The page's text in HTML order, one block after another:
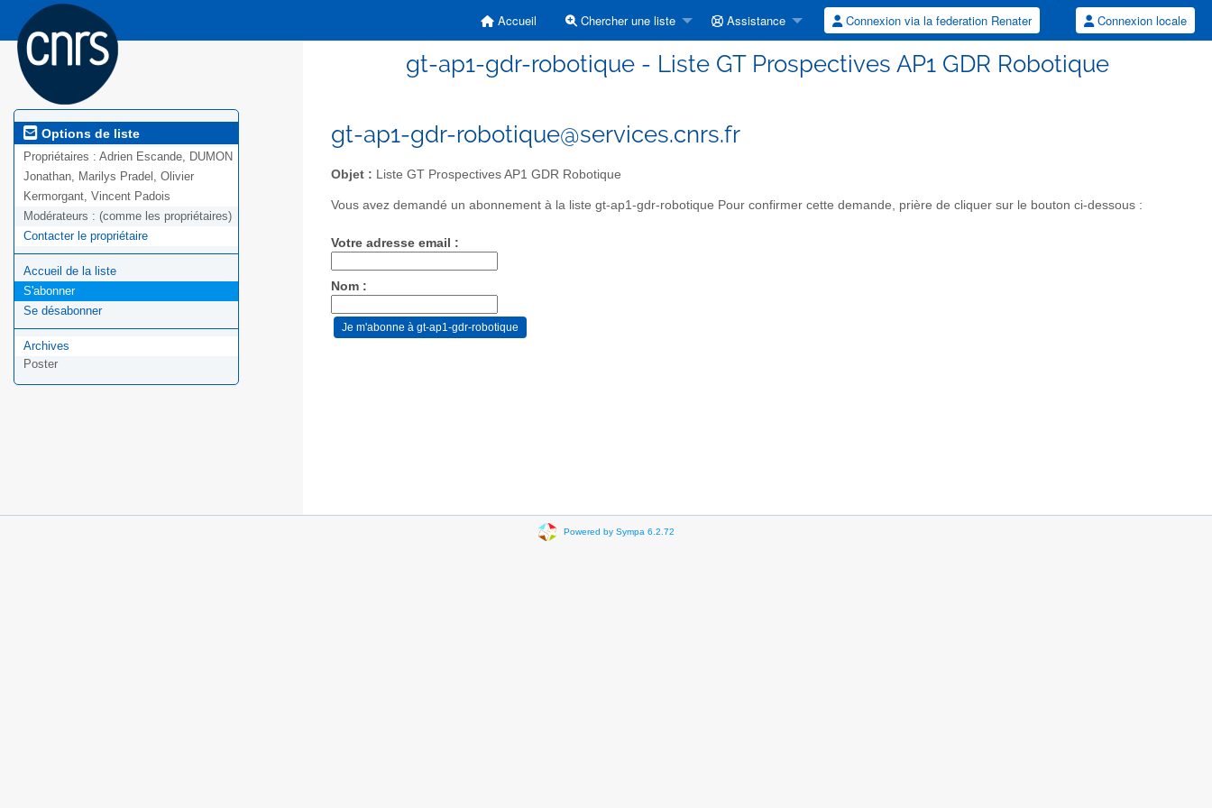
Accueil Chercher une liste Assistance Connexion via la federation Renater Connexion locale
gt-ap1-gdr-robotique - Liste GT Prospectives AP1 GDR Robotique
Options de liste
Propriétaires : Adrien Escande, DUMON
Jonathan, Marilys Pradel, Olivier
Kermorgant, Vincent Padois
Modérateurs : (comme les propriétaires)
Contacter le propriétaire
Accueil de la liste
S'abonner
Se désabonner
Archives
Poster
gt-ap1-gdr-robotique@services.cnrs.fr
Objet : Liste GT Prospectives AP1 GDR Robotique
Vous avez demandé un abonnement à la liste gt-ap1-gdr-robotique Pour confirmer cette demande, prière de cliquer sur le bouton ci-dessous :
Votre adresse email :
Nom :
Powered by Sympa 6.2.72